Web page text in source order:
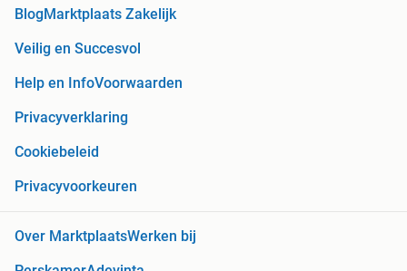
BlogMarktplaats Zakelijk
Veilig en Succesvol
Help en InfoVoorwaarden
Privacyverklaring
Cookiebeleid
Privacyvoorkeuren
Over MarktplaatsWerken bij